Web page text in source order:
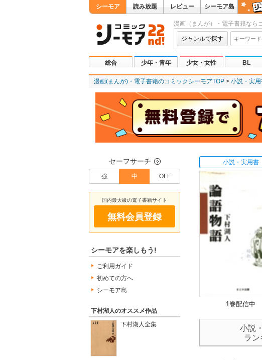
シーモア 読み放題 レビュー シーモア島
漫画（まんが）・電子書籍なら
ジャンルで探す
総合 少年・青年 少女・女性 BL
漫画(まんが)・電子書籍のコミックシーモアTOP 小説・実
セーフサーチ ？
強 中 OFF
国内最大級の電子書籍サイト
無料会員登録
シーモアを楽しもう!
ご利用ガイド
初めての方へ
シーモア島
下村湖人のオススメ作品
下村湖人全集
小説・実用書
1巻配信中
小説
ラン